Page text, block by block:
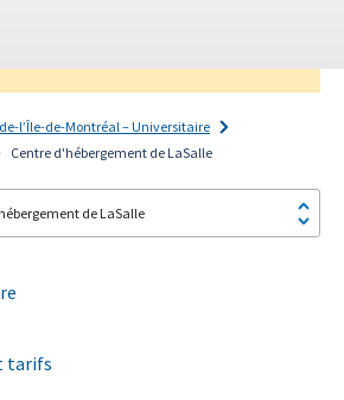
l’Île-de-Montréal – Universitaire
Centre d'hébergement de LaSalle
de LaSalle
tarifs